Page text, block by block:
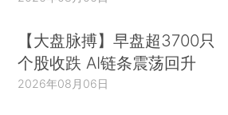
【大盘脉搏】早盘超3700只
个股收跌 AI链条震荡回升
2026年08月06日